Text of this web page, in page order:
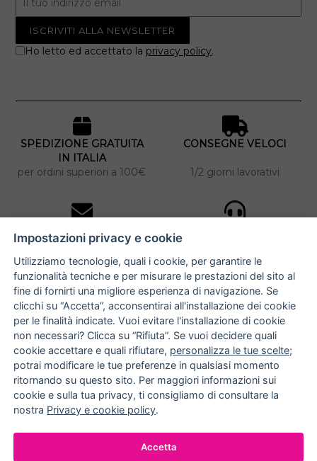
Ho letto ed accettato la privacy policy.
SPEDIZIONE GRATUITA
IN ITALIA
per ordini superiori a 100€
CONSEGNE VELOCI
1/2 giorni lavorativi
iscriviti alla newsletter
per tutti gli ordini
NUCCIA COSTANTINO
via Argiro 112/114 - 70122 Bari
+39 080 990 9118
+39 391 72 89 930
METODI DI PAGAMENTO
Impostazioni privacy e cookie
Utilizziamo tecnologie, quali i cookie, per garantire le
funzionalità tecniche e per misurare le prestazioni del sito al
fine di fornirti una migliore esperienza di navigazione. Se
clicchi su “Accetta”, acconsentirai all'installazione dei cookie
per le finalità indicate. Vuoi evitare l'installazione di cookie
non necessari? Clicca su “Rifiuta”. Se vuoi decidere quali
cookie accettare e quali rifiutare, personalizza le tue scelte;
potrai modificare le tue preferenze in qualsiasi momento
ritornando su questo sito. Per maggiori informazioni sui
cookie e sulla tua privacy, ti consigliamo di consultare la
nostra Privacy e cookie policy.
Accetta